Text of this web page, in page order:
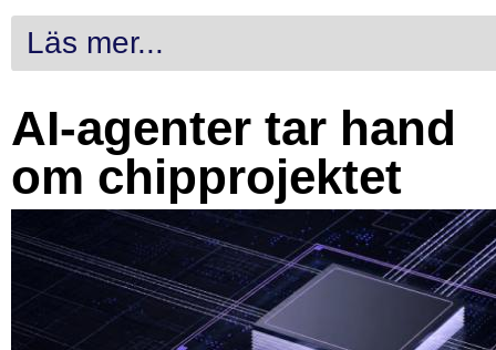
Läs mer...
AI-agenter tar hand
om chipprojektet